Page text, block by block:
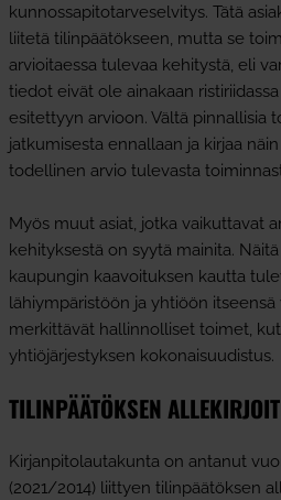
kunnossapitotarveselvitys. Tätä
liitetä tilinpäätökseen, mutta se
arvioitaessa tulevaa kehitystä, eli
tiedot eivät ole ainakaan
esitettyyn arvioon. Vältä pinnallisia
jatkumisesta ennallaan ja kirjaa
todellinen arvio tulevasta
Myös muut asiat, jotka vaikuttavat
kehityksestä on syytä mainita.
kaupungin kaavoituksen kautta
lähiympäristöön ja yhtiöön itseensä
merkittävät hallinnolliset toimet,
yhtiöjärjestyksen kokonaisuudistus.
TILINPÄÄTÖKSEN
Kirjanpitolautakunta on antanut
(2021/2014) liittyen tilinpäätöksen